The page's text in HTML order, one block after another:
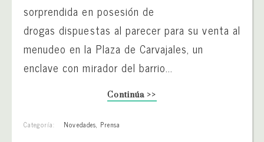
sorprendida en posesión de
drogas dispuestas al parecer para su venta al
menudeo en la Plaza de Carvajales, un
enclave con mirador del barrio...
Continúa >>
Categoría: Novedades, Prensa